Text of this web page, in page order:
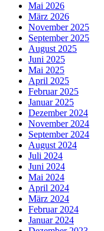
Mai 2026
März 2026
November 2025
September 2025
August 2025
Juni 2025
Mai 2025
April 2025
Februar 2025
Januar 2025
Dezember 2024
November 2024
September 2024
August 2024
Juli 2024
Juni 2024
Mai 2024
April 2024
März 2024
Februar 2024
Januar 2024